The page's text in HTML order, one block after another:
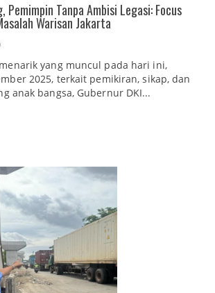
Pemimpin Tanpa Ambisi Legasi: Focus
Warisan Jakarta
yang muncul pada hari ini,
2025, terkait pemikiran, sikap, dan
anak bangsa, Gubernur DKI...